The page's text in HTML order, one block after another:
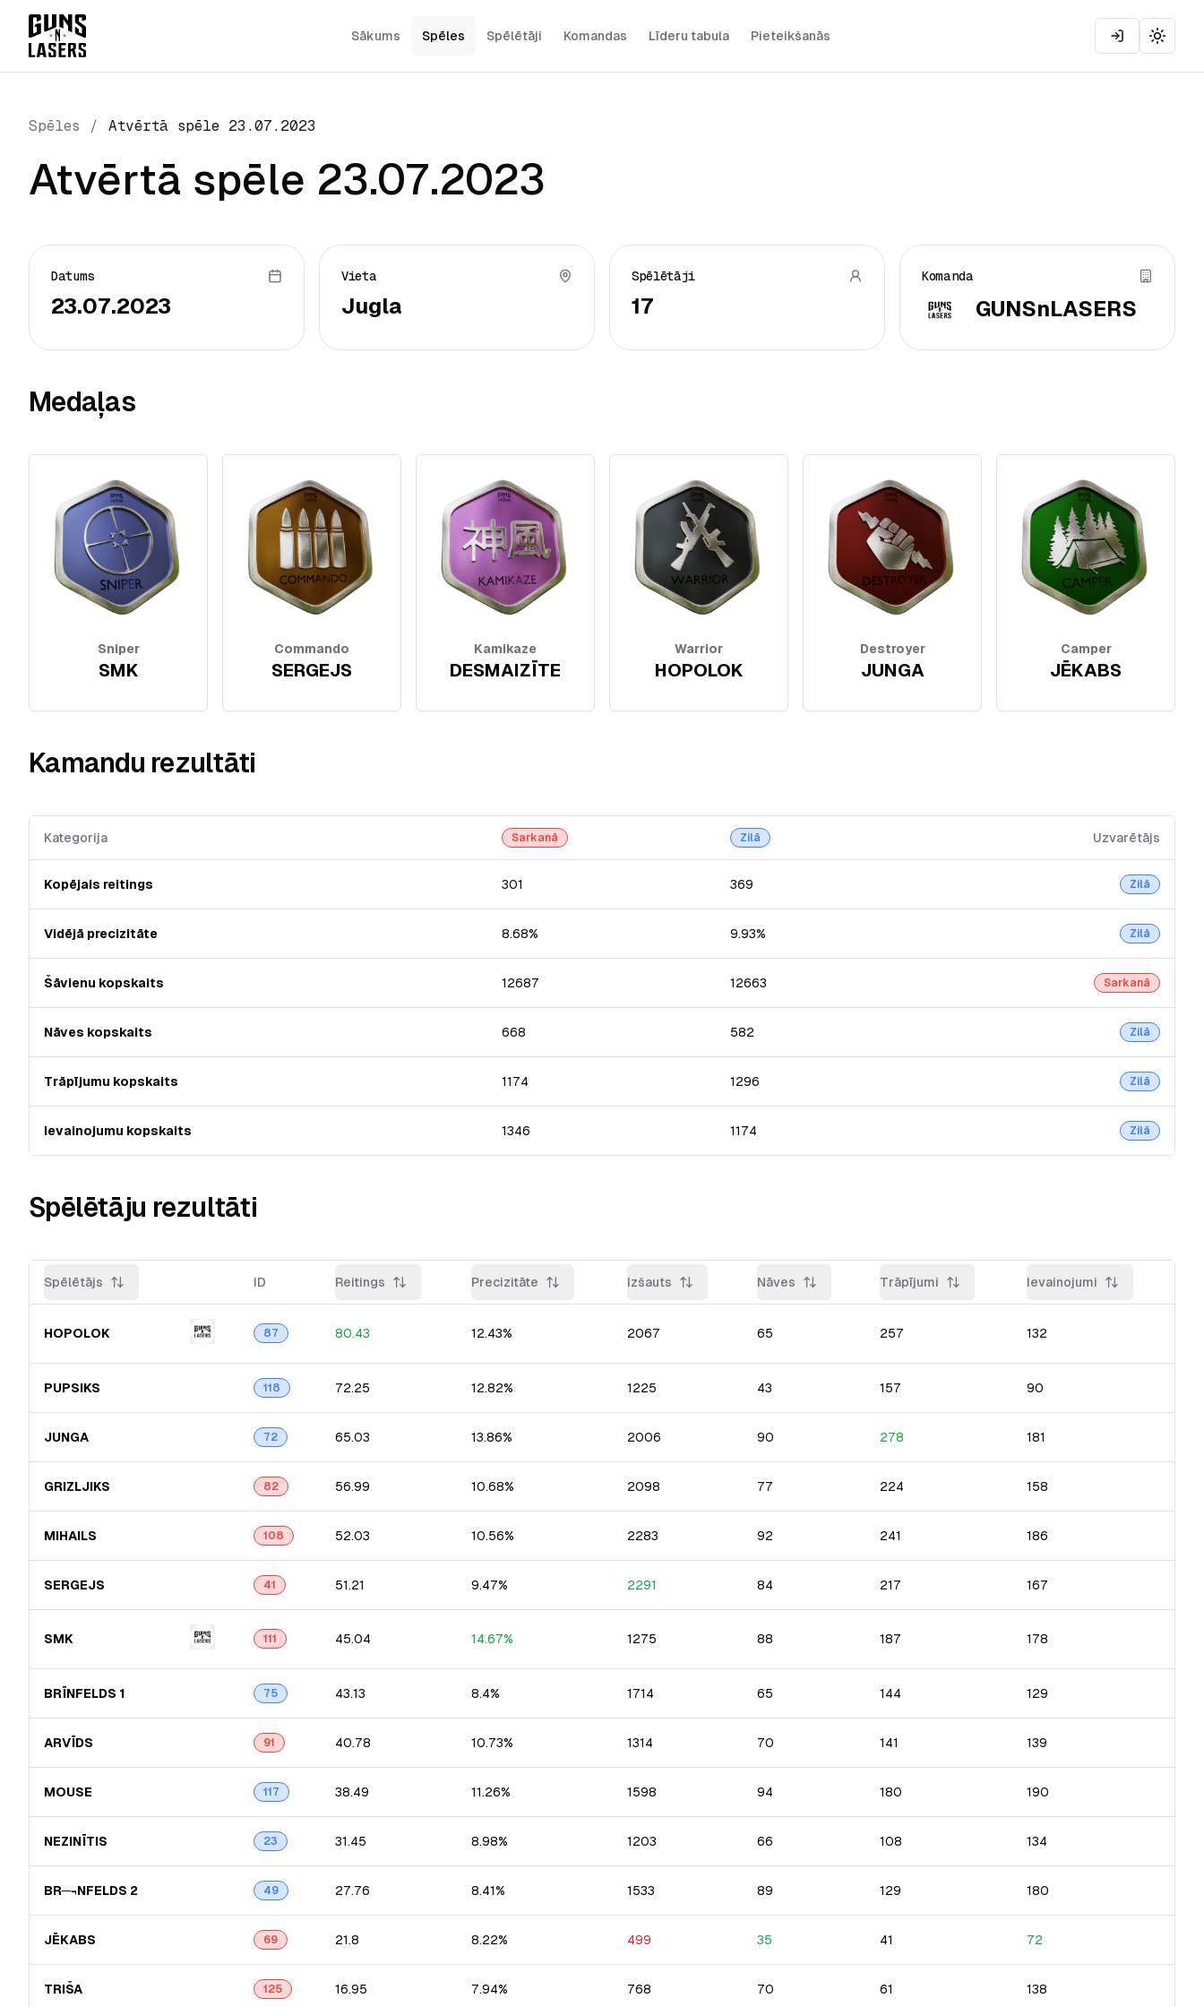
Sākums Spēles Spēlētāji Komandas Līderu tabula Pieteikšanās
Toggle
Spēles / Atvērtā spēle 23.07.2023
Atvērtā spēle 23.07.2023
Datums
23.07.2023
Vieta
Jugla
Spēlētāji
17
Komanda
GUNSnLASERS
Medaļas
Sniper
SMK
Commando
SERGEJS
Kamikaze
DESMAIZĪTE
Warrior
HOPOLOK
Destroyer
JUNGA
Camper
JĒKABS
Kamandu rezultāti
Kategorija Sarkanā Zilā Uzvarētājs
Kopējais reitings 301 369 Zilā
Vidējā precizitāte 8.68% 9.93% Zilā
Šāvienu kopskaits 12687 12663 Sarkanā
Nāves kopskaits 668 582 Zilā
Trāpījumu kopskaits 1174 1296 Zilā
Ievainojumu kopskaits 1346 1174 Zilā
Spēlētāju rezultāti
Spēlētājs ID Reitings Precizitāte Izšauts Nāves Trāpījumi Ievainojumi
HOPOLOK 87 80.43 12.43% 2067 65 257 132
PUPSIKS 118 72.25 12.82% 1225 43 157 90
JUNGA 72 65.03 13.86% 2006 90 278 181
GRIZLJIKS 82 56.99 10.68% 2098 77 224 158
MIHAILS 108 52.03 10.56% 2283 92 241 186
SERGEJS 41 51.21 9.47% 2291 84 217 167
SMK 111 45.04 14.67% 1275 88 187 178
BRĪNFELDS 1 75 43.13 8.4% 1714 65 144 129
ARVĪDS 91 40.78 10.73% 1314 70 141 139
MOUSE 117 38.49 11.26% 1598 94 180 190
NEZINĪTIS 23 31.45 8.98% 1203 66 108 134
BR─¬NFELDS 2 49 27.76 8.41% 1533 89 129 180
JĒKABS 69 21.8 8.22% 499 35 41 72
TRIŠA 125 16.95 7.94% 768 70 61 138